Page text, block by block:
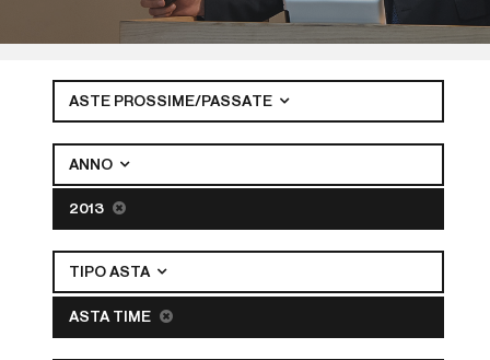
ASTE PROSSIME/PASSATE
ANNO
2013
TIPO ASTA
ASTA TIME